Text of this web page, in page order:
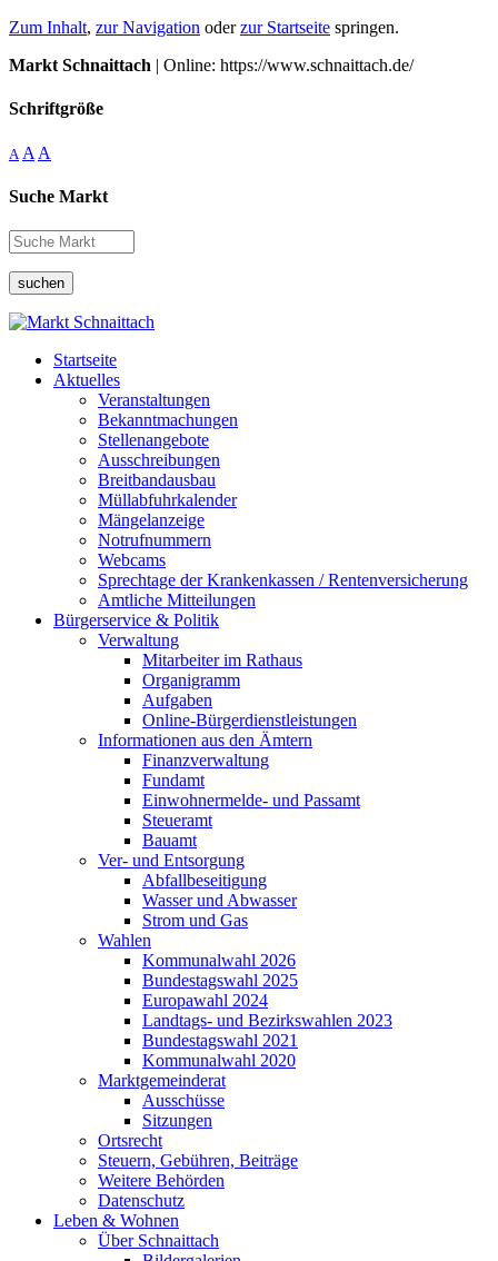
Zum Inhalt, zur Navigation oderzur Startseite springen.
Markt Schnaittach | Online: https://www.schnaittach.de/
Schriftgröße
A A A
Suche Markt
suchen
Startseite
Aktuelles
Veranstaltungen
Bekanntmachungen
Stellenangebote
Ausschreibungen
Breitbandausbau
Müllabfuhrkalender
Mängelanzeige
Notrufnummern
Webcams
Sprechtage der Krankenkassen / Rentenversicherung
Amtliche Mitteilungen
Bürgerservice & Politik
Verwaltung
Mitarbeiter im Rathaus
Organigramm
Aufgaben
Online-Bürgerdienstleistungen
Informationen aus den Ämtern
Finanzverwaltung
Fundamt
Einwohnermelde- und Passamt
Steueramt
Bauamt
Ver- und Entsorgung
Abfallbeseitigung
Wasser und Abwasser
Strom und Gas
Wahlen
Kommunalwahl 2026
Bundestagswahl 2025
Europawahl 2024
Landtags- und Bezirkswahlen 2023
Bundestagswahl 2021
Kommunalwahl 2020
Marktgemeinderat
Ausschüsse
Sitzungen
Ortsrecht
Steuern, Gebühren, Beiträge
Weitere Behörden
Datenschutz
Leben & Wohnen
Über Schnaittach